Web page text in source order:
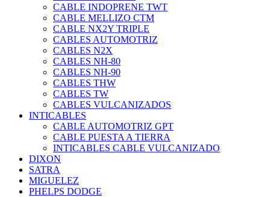
CABLE INDOPRENE TWT
CABLE MELLIZO CTM
CABLE NX2Y TRIPLE
CABLES AUTOMOTRIZ
CABLES N2X
CABLES NH-80
CABLES NH-90
CABLES THW
CABLES TW
CABLES VULCANIZADOS
INTICABLES
CABLE AUTOMOTRIZ GPT
CABLE PUESTA A TIERRA
INTICABLES CABLE VULCANIZADO
DIXON
SATRA
MIGUELEZ
PHELPS DODGE